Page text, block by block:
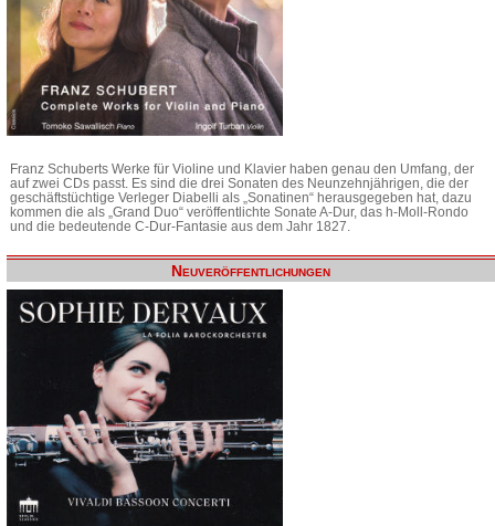
Franz Schuberts Werke für Violine und Klavier haben genau den Umfang, der
auf zwei CDs passt. Es sind die drei Sonaten des Neunzehnjährigen, die der
geschäftstüchtige Verleger Diabelli als „Sonatinen“ herausgegeben hat, dazu
kommen die als „Grand Duo“ veröffentlichte Sonate A-Dur, das h-Moll-Rondo
und die bedeutende C-Dur-Fantasie aus dem Jahr 1827.
Neuveröffentlichungen